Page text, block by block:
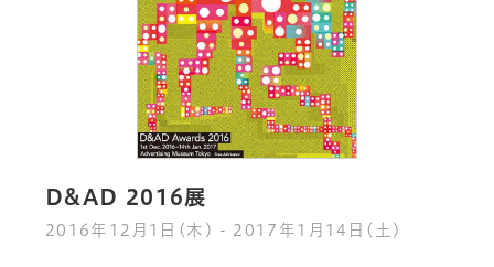
D&AD 2016展
2016年12月1日(木) - 2017年1月14日(土)